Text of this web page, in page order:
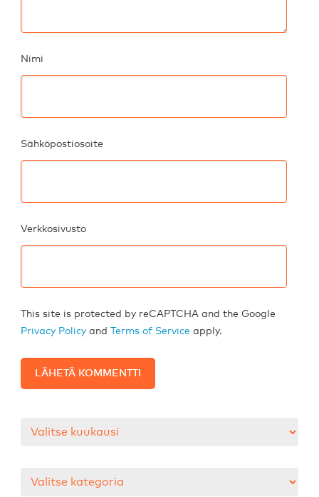
Nimi
Sähköpostiosoite
Verkkosivusto
This site is protected by reCAPTCHA and the Google
Privacy Policy andTerms of Service apply.